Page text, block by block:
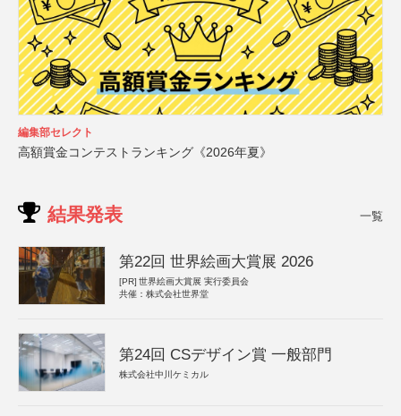
編集部セレクト
高額賞金コンテストランキング《2026年夏》
結果発表 一覧
第22回 世界絵画大賞展 2026
[PR] 世界絵画大賞展 実行委員会
共催：株式会社世界堂
第24回 CSデザイン賞 一般部門
株式会社中川ケミカル